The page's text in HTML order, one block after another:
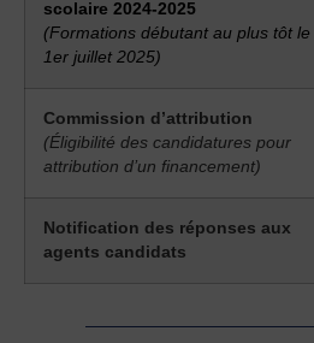
scolaire 2024-2025
(Formations débutant au plus tôt le
1er juillet 2025)
Commission d’attribution
(Éligibilité des candidatures pour
attribution d’un financement)
Notification des réponses aux
agents candidats